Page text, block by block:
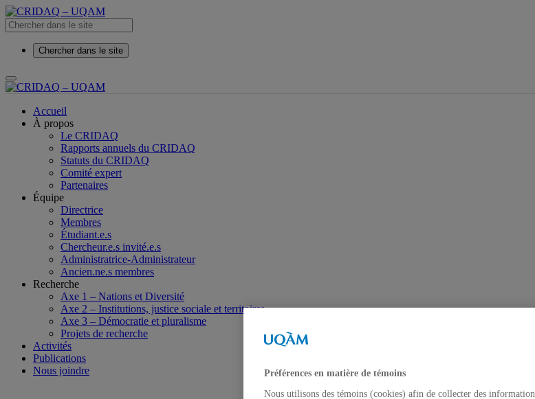
Chercher dans le site
Accueil
À propos
Le CRIDAQ
Rapports annuels du CRIDAQ
Statuts du CRIDAQ
Comité expert
Partenaires
Équipe
Directrice
Membres
Étudiant.e.s
Chercheur.e.s invité.e.s
Administratrice-Administrateur
Ancien.ne.s membres
Recherche
Axe 1 – Nations et Diversité
Axe 2 – Institutions, justice sociale et territoires
Axe 3 – Démocratie et pluralisme
Projets de recherche
Activités
Publications
Nous joindre
Préférences en matière de témoins
Nous utilisons des témoins (cookies) afin de collecter des